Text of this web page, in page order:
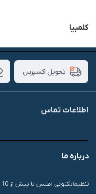
کلمبیا
تحویل اکسپرس
اطلاعات تماس
درباره ما